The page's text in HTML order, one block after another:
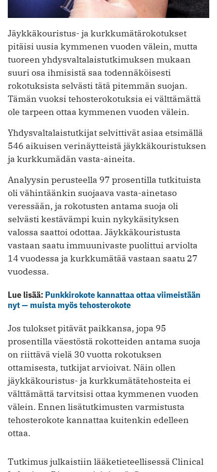
Jäykkäkouristus- ja kurkkumätärokotukset
pitäisi uusia kymmenen vuoden välein, mutta
tuoreen yhdysvaltalaistutkimuksen mukaan
suuri osa ihmisistä saa todennäköisesti
rokotuksista selvästi tätä pitemmän suojan.
Tämän vuoksi tehosterokotuksia ei välttämättä
ole tarpeen ottaa kymmenen vuoden välein.
Yhdysvaltalaistutkijat selvittivät asiaa etsimällä
546 aikuisen verinäytteistä jäykkäkouristuksen
ja kurkkumädän vasta-aineita.
Analyysin perusteella 97 prosentilla tutkituista
oli vähintäänkin suojaava vasta-ainetaso
veressään, ja rokotusten antama suoja oli
selvästi kestävämpi kuin nykykäsityksen
valossa saattoi odottaa. Jäykkäkouristusta
vastaan saatu immuunivaste puolittui arviolta
14 vuodessa ja kurkkumätää vastaan saatu 27
vuodessa.
Lue lisää: Punkkirokote kannattaa ottaa viimeistään
nyt — muista myös tehosterokote
Jos tulokset pitävät paikkansa, jopa 95
prosentilla väestöstä rokotteiden antama suoja
on riittävä vielä 30 vuotta rokotuksen
ottamisesta, tutkijat arvioivat. Näin ollen
jäykkäkouristus- ja kurkkumätätehosteita ei
välttämättä tarvitsisi ottaa kymmenen vuoden
välein. Ennen lisätutkimusten varmistusta
tehosterokote kannattaa kuitenkin edelleen
ottaa.
Tutkimus julkaistiin lääketieteellisessä Clinical